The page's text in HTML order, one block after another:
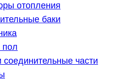
отопления
баки
соединительные части